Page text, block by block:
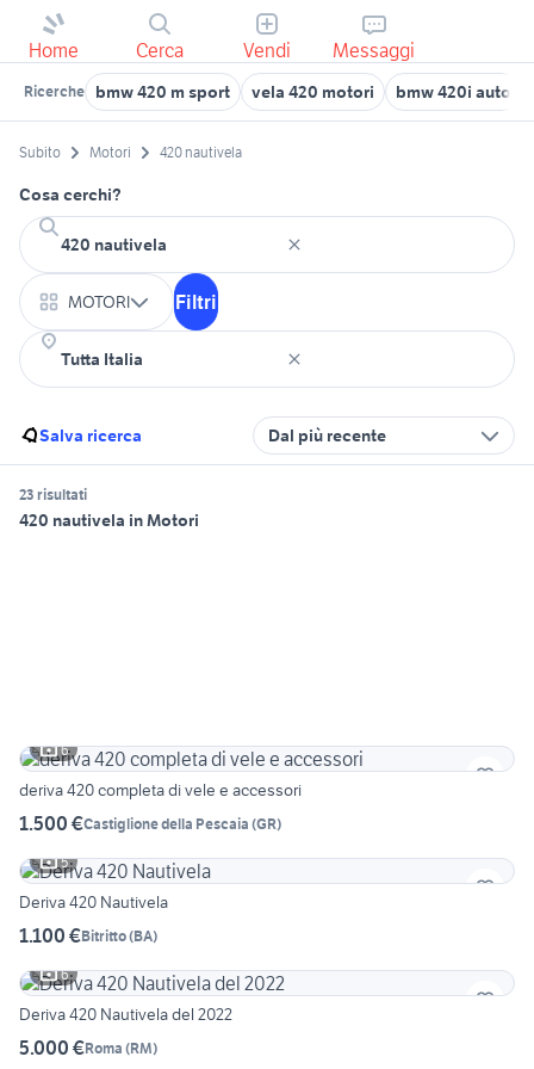
Home Cerca Vendi Messaggi
Ricerche bmw 420 m sport vela 420 motori bmw 420i auto
Subito Motori 420 nautivela
Cosa cerchi?
MOTORI Filtri
Salva ricerca Dal più recente
23 risultati
420 nautivela in Motori
6
deriva 420 completa di vele e accessori
1.500 €Castiglione della Pescaia (GR)
5
Deriva 420 Nautivela
1.100 €Bitritto(BA)
6
Deriva 420 Nautivela del 2022
5.000 €Roma (RM)